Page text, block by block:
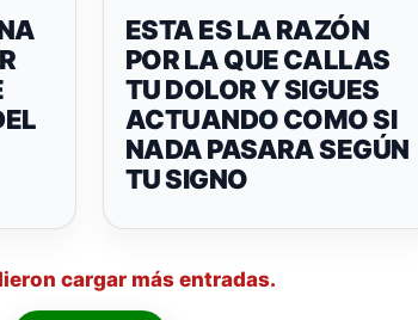
ESTA ES LA RAZÓN
POR LA QUE CALLAS
TU DOLOR Y SIGUES
ACTUANDO COMO SI
NADA PASARA SEGÚN
TU SIGNO
cargar más entradas.